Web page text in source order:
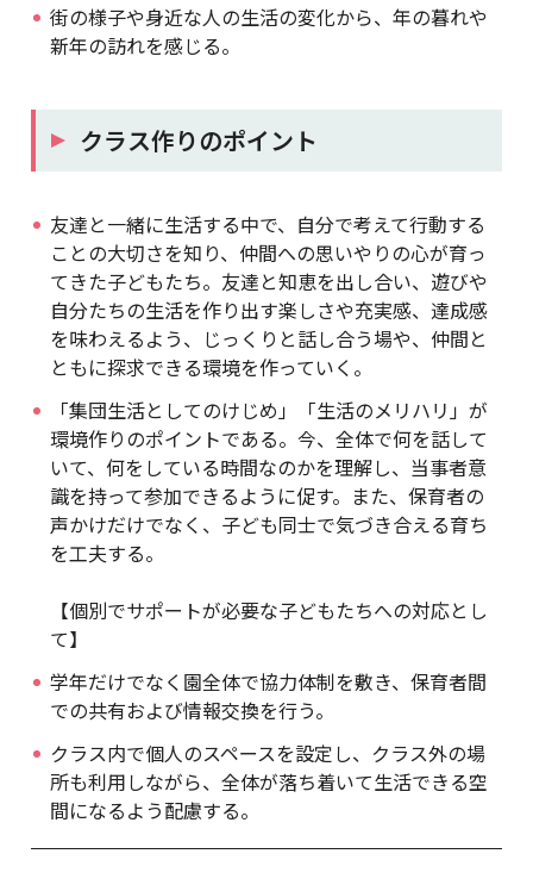
街の様子や身近な人の生活の変化から、年の暮れや
新年の訪れを感じる。
クラス作りのポイント
友達と一緒に生活する中で、自分で考えて行動する
ことの大切さを知り、仲間への思いやりの心が育っ
てきた子どもたち。友達と知恵を出し合い、遊びや
自分たちの生活を作り出す楽しさや充実感、達成感
を味わえるよう、じっくりと話し合う場や、仲間と
ともに探求できる環境を作っていく。
「集団生活としてのけじめ」「生活のメリハリ」が
環境作りのポイントである。今、全体で何を話して
いて、何をしている時間なのかを理解し、当事者意
識を持って参加できるように促す。また、保育者の
声かけだけでなく、子ども同士で気づき合える育ち
を工夫する。
【個別でサポートが必要な子どもたちへの対応とし
て】
学年だけでなく園全体で協力体制を敷き、保育者間
での共有および情報交換を行う。
クラス内で個人のスペースを設定し、クラス外の場
所も利用しながら、全体が落ち着いて生活できる空
間になるよう配慮する。